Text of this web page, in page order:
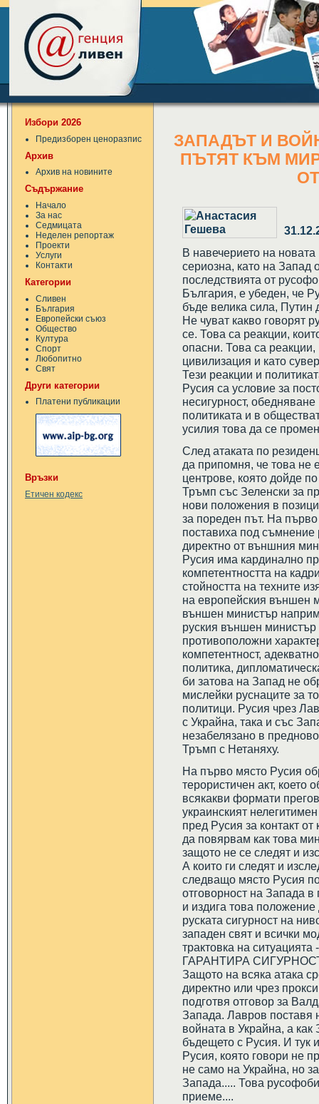
Избори 2026
Предизборен ценоразпис
Архив
Архив на новините
Съдържание
Начало
За нас
Седмицата
Неделен репортаж
Проекти
Услуги
Контакти
Категории
Сливен
България
Европейски съюз
Общество
Култура
Спорт
Любопитно
Свят
Други категории
Платени публикации
Връзки
Етичен кодекс
ЗАПАДЪТ И
ПЪТЯТ КЪМ
В навечерието на
сериозна, като на Запад
последствията от
България, е убеден, че
бъде велика сила,
Не чуват какво говорят
се. Това са реакции,
опасни. Това са реакции,
цивилизация и като
Тези реакции и
Русия са условие за
несигурност,
политиката и в
усилия това да се
След атаката по
да припомня, че това не
центрове, която дойде
Тръмп със Зеленски за
нови положения в
за пореден път. На
поставиха под съмнение
директно от външния
Русия има кардинално
компетентността на
стойността на техните
на европейския външен
външен министър
руския външен
противоположни
компетентност,
политика,
би затова на Запад не
мислейки руснаците за
политици. Русия чрез
с Украйна, така и със
незабелязано в
Тръмп с Нетаняху.
На първо място Русия
терористичен акт, което
всякакви формати
украинският
пред Русия за контакт
да повярвам как това
защото не се следят и
А които ги следят и
следващо място Русия
отговорност на Запада
и издига това положение
руската сигурност на
западен свят и всички
трактовка на
ГАРАНТИРА
Защото на всяка атака
директно или чрез
подготвя отговор за
Запада. Лавров поставя
войната в Украйна, а
бъдещето с Русия. И тук
Русия, която говори
не само на Украйна,
Запада..... Това
приеме....